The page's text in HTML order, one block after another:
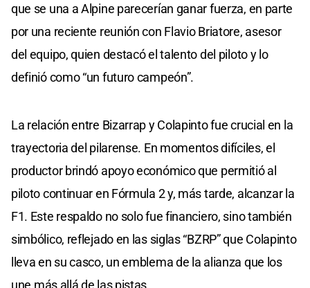
que se una a Alpine parecerían ganar fuerza, en parte
por una reciente reunión con Flavio Briatore, asesor
del equipo, quien destacó el talento del piloto y lo
definió como “un futuro campeón”.
La relación entre Bizarrap y Colapinto fue crucial en la
trayectoria del pilarense. En momentos difíciles, el
productor brindó apoyo económico que permitió al
piloto continuar en Fórmula 2 y, más tarde, alcanzar la
F1. Este respaldo no solo fue financiero, sino también
simbólico, reflejado en las siglas “BZRP” que Colapinto
lleva en su casco, un emblema de la alianza que los